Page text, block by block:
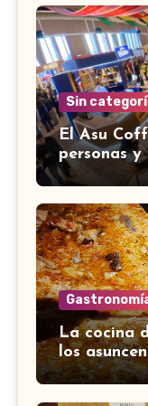
Sin
El Asu
personas y
La cocina
los